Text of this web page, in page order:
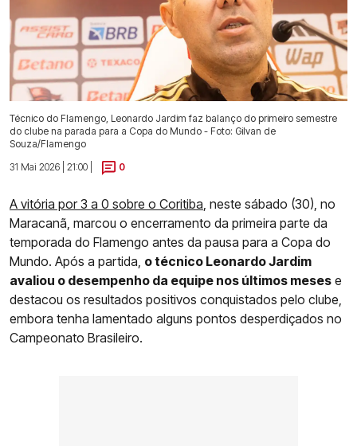
Técnico do Flamengo, Leonardo Jardim faz balanço do primeiro semestre
do clube na parada para a Copa do Mundo - Foto: Gilvan de
Souza/Flamengo
31 Mai 2026 | 21:00 |
0
A vitória por 3 a 0 sobre o Coritiba , neste sábado (30), no
Maracanã, marcou o encerramento da primeira parte da
temporada do Flamengo antes da pausa para a Copa do
Mundo. Após a partida, o técnico Leonardo Jardim
avaliou o desempenho da equipe nos últimos meses e
destacou os resultados positivos conquistados pelo clube,
embora tenha lamentado alguns pontos desperdiçados no
Campeonato Brasileiro.